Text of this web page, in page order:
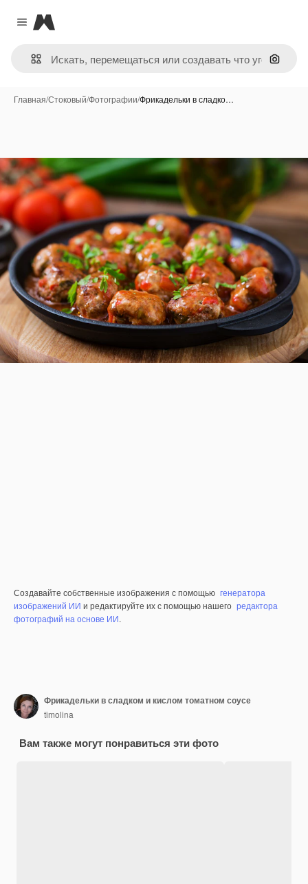
Close menu
Magnific
Поиск
Главная/Стоковый/Фотографии/Фрикадельки в сладко…
Создавайте собственные изображения с помощью генератора
изображений ИИ и редактируйте их с помощью нашего редактора
фотографий на основе ИИ.
Фрикадельки в сладком и кислом томатном соусе
timolina
Вам также могут понравиться эти фото